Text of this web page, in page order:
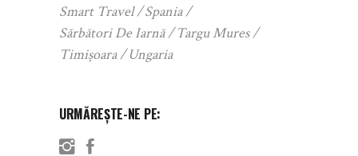
Smart Travel
Spania
Sărbători De Iarnă
Targu Mures
Timișoara
Ungaria
URMĂREȘTE-NE PE: